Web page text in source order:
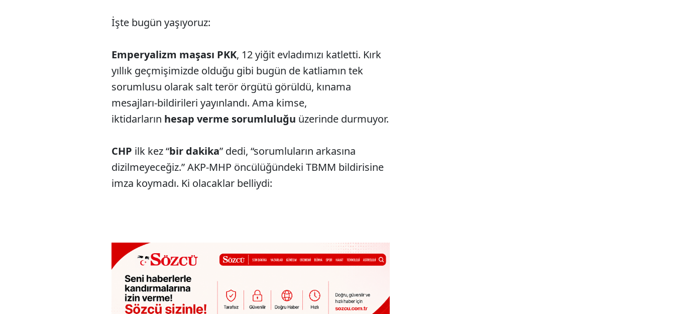
İşte bugün yaşıyoruz:
Emperyalizm maşası PKK, 12 yiğit evladımızı katletti. Kırk
yıllık geçmişimizde olduğu gibi bugün de katliamın tek
sorumlusu olarak salt terör örgütü görüldü, kınama
mesajları-bildirileri yayınlandı. Ama kimse,
iktidarların hesap verme sorumluluğu üzerinde durmuyor.
CHP ilk kez “bir dakika” dedi, “sorumluların arkasına
dizilmeyeceğiz.” AKP-MHP öncülüğündeki TBMM bildirisine
imza koymadı. Ki olacaklar belliydi: